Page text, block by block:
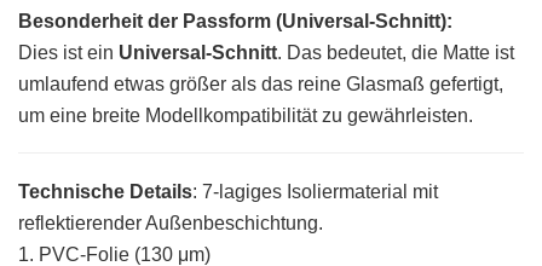
Besonderheit der Passform (Universal-Schnitt):
Dies ist ein Universal-Schnitt. Das bedeutet, die Matte ist
umlaufend etwas größer als das reine Glasmaß gefertigt,
um eine breite Modellkompatibilität zu gewährleisten.
Technische Details: 7-lagiges Isoliermaterial mit
reflektierender Außenbeschichtung.
1. PVC-Folie (130 μm)